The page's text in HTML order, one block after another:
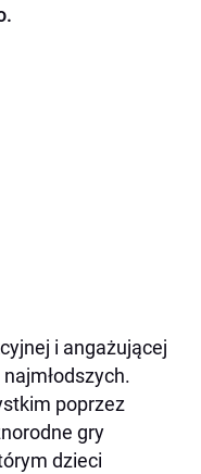
i angażującej
poprzez
gry
dzieci